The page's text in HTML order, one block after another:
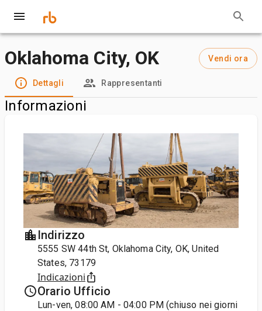
Oklahoma City, OK Vendi ora
Dettagli Rappresentanti
Informazioni
Indirizzo
5555 SW 44th St, Oklahoma City, OK, United
States, 73179
Indicazioni
Orario Ufficio
Lun-ven, 08:00 AM - 04:00 PM (chiuso nei giorni